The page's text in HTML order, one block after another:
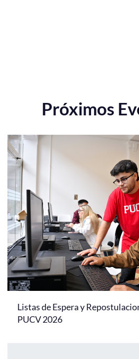
Próximos
Listas de Espera y
PUCV 2026